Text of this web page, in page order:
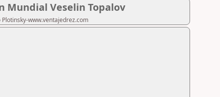
Mundial Veselin Topalov
www.ventajedrez.com